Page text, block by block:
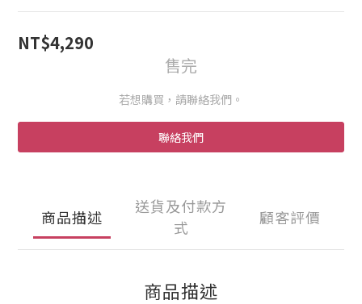
NT$4,290
售完
若想購買，請聯絡我們。
聯絡我們
商品描述
送貨及付款方
式
顧客評價
商品描述